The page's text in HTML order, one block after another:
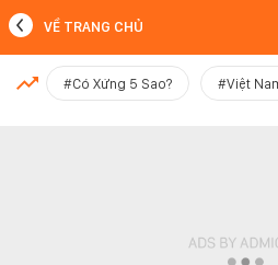
MỚI NHẤT
VỀ TRANG CHỦ
#Có Xứng 5 Sao? #Việt